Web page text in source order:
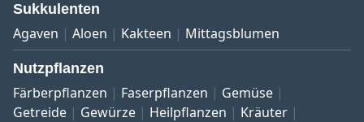
Sukkulenten
Agaven Aloen Kakteen Mittagsblumen
Nutzpflanzen
Färberpflanzen Faserpflanzen
Gemüse
Getreide
Gewürze Heilpflanzen
Kräuter